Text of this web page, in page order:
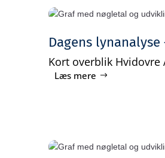
Dagens
Kort overblik Hvidovre
Læs mere